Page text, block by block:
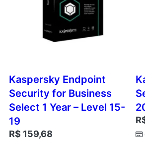
Kaspersky Endpoint
Security for Business
Select 1 Year – Level 15-
19
R$ 159,68